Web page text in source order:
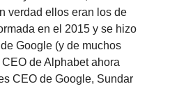
verdad ellos eran los de
en el 2015 y se hizo
Google (y de muchos
de Alphabet ahora
CEO de Google, Sundar